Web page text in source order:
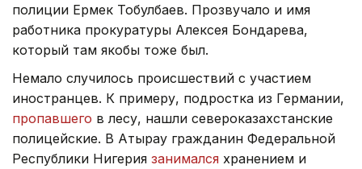
полиции Ермек Тобулбаев. Прозвучало и имя
работника прокуратуры Алексея Бондарева,
который там якобы тоже был.
Немало случилось происшествий с участием
иностранцев. К примеру, подростка из Германии,
пропавшего в лесу, нашли североказахстанские
полицейские. В Атырау гражданин Федеральной
Республики Нигерия занимался хранением и